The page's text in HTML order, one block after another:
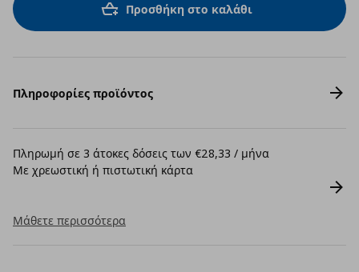
Προσθήκη στο καλάθι
Πληροφορίες προϊόντος
Πληρωμή σε 3 άτοκες δόσεις των €28,33 / μήνα
Με χρεωστική ή πιστωτική κάρτα
Μάθετε περισσότερα